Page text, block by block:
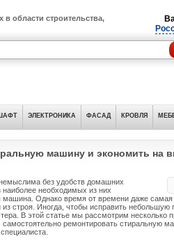
области строительства,
ЭЛЕКТРОНИКА ФАСАД КРОВЛЯ
машину и экономить на
без удобств домашних
наиболее необходимых из них
машина. Однако время от времени даже
строя. Иногда, чтобы исправить небольшую
В этой статье мы рассмотрим несколько
самостоятельно ремонтировать стиральную